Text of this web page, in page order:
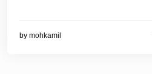
by mohkamil